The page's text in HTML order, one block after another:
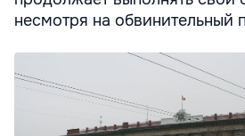
несмотря на обвинительный